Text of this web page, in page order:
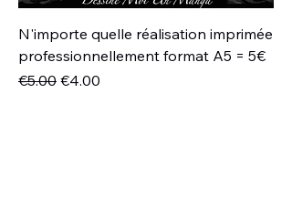
N'importe quelle réalisation imprimée
professionnellement format A5 = 5€
通常価格
€5.00 セール価格
€4.00